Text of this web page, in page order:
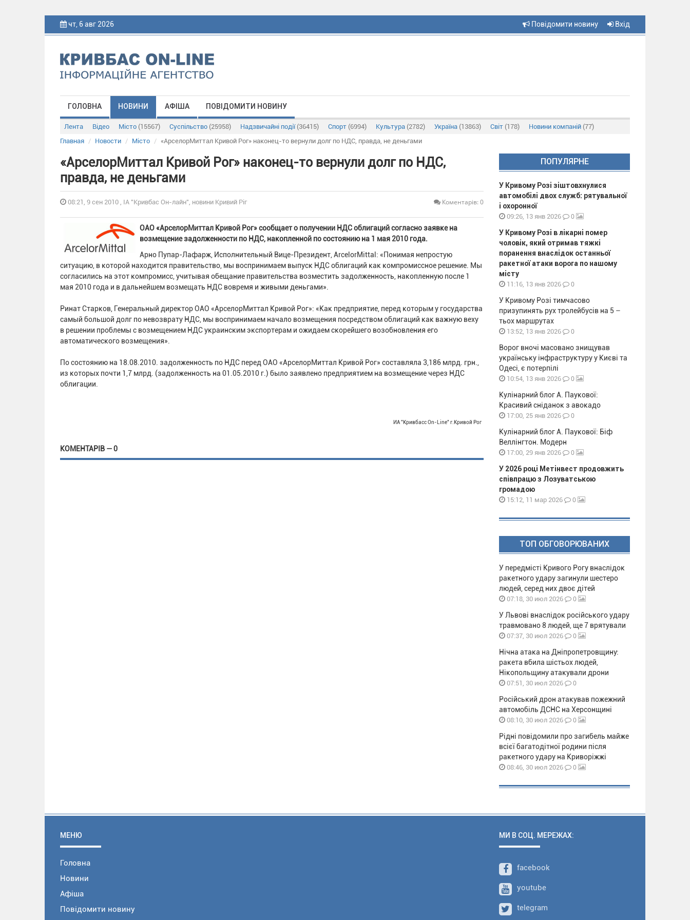
чт, 6 авг 2026 Повідомити новину Вхід
ГОЛОВНА НОВИНИ АФІША ПОВІДОМИТИ НОВИНУ
Лента Відео Місто (15567) Суспільство (25958) Надзвичайні події (36415) Спорт (6994) Культура (2782) Україна (13863) Світ (178) Новини компаній (77)
Главная
Новости Місто «АрселорМиттал Кривой Рог» наконец-то вернули долг по НДС, правда, не деньгами
«АрселорМиттал Кривой Рог» наконец-то вернули долг по НДС,
правда, не деньгами
08:21, 9 сен 2010 , ІА "Кривбас Он-лайн", новини Кривий Ріг Коментарів: 0
ОАО «АрселорМиттал Кривой Рог» сообщает о получении НДС облигаций согласно заявке на
возмещение задолженности по НДС, накопленной по состоянию на 1 мая 2010 года.
Арно Пупар-Лафарж, Исполнительный Вице-Президент, ArcelorMittal: «Понимая непростую
ситуацию, в которой находится правительство, мы воспринимаем выпуск НДС облигаций как компромиссное решение. Мы
согласились на этот компромисс, учитывая обещание правительства возместить задолженность, накопленную после 1
мая 2010 года и в дальнейшем возмещать НДС вовремя и живыми деньгами».
Ринат Старков, Генеральный директор ОАО «АрселорМиттал Кривой Рог»: «Как предприятие, перед которым у государства
самый большой долг по невозврату НДС, мы воспринимаем начало возмещения посредством облигаций как важную веху
в решении проблемы с возмещением НДС украинским экспортерам и ожидаем скорейшего возобновления его
автоматического возмещения».
По состоянию на 18.08.2010. задолженность по НДС перед ОАО «АрселорМиттал Кривой Рог» составляла 3,186 млрд. грн.,
из которых почти 1,7 млрд. (задолженность на 01.05.2010 г.) было заявлено предприятием на возмещение через НДС
облигации.
ИА "Кривбасс On-Line" г.Кривой Рог
КОМЕНТАРІВ — 0
ПОПУЛЯРНЕ
У Кривому Розі зіштовхнулися
автомобілі двох служб: рятувальної
і охоронної
09:26, 13 янв 2026 0
У Кривому Розі в лікарні помер
чоловік, який отримав тяжкі
поранення внаслідок останньої
ракетної атаки ворога по нашому
місту
11:16, 13 янв 2026 0
У Кривому Розі тимчасово
призупинять рух тролейбусів на 5 –
тьох маршрутах
13:52, 13 янв 2026 0
Ворог вночі масовано знищував
українську інфраструктуру у Києві та
Одесі, є потерпілі
10:54, 13 янв 2026 0
Кулінарний блог А. Паукової:
Красивий сніданок з авокадо
17:00, 25 янв 2026 0
Кулінарний блог А. Паукової: Біф
Веллінгтон. Модерн
17:00, 29 янв 2026 0
У 2026 році Метінвест продовжить
співпрацю з Лозуватською
громадою
15:12, 11 мар 2026 0
ТОП ОБГОВОРЮВАНИХ
У передмісті Кривого Рогу внаслідок
ракетного удару загинули шестеро
людей, серед них двоє дітей
07:18, 30 июл 2026 0
У Львові внаслідок російського удару
травмовано 8 людей, ще 7 врятували
07:37, 30 июл 2026 0
Нічна атака на Дніпропетровщину:
ракета вбила шістьох людей,
Нікопольщину атакували дрони
07:51, 30 июл 2026 0
Російський дрон атакував пожежний
автомобіль ДСНС на Херсонщині
08:10, 30 июл 2026 0
Рідні повідомили про загибель майже
всієї багатодітної родини після
ракетного удару на Криворіжжі
08:46, 30 июл 2026 0
МЕНЮ
Головна
Новини
Афіша
Повідомити новину
МИ В СОЦ. МЕРЕЖАХ:
facebook
youtube
telegram